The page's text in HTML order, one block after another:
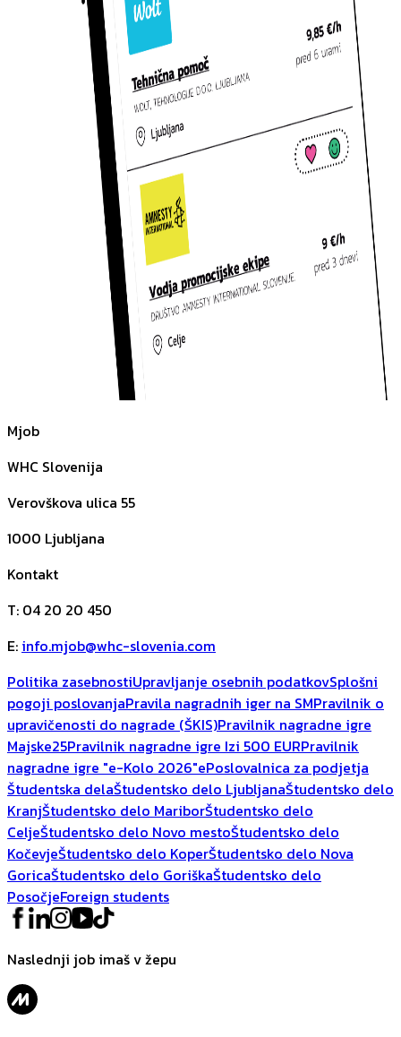
Mjob
WHC Slovenija
Verovškova ulica 55
1000 Ljubljana
Kontakt
T: 04 20 20 450
E: info.mjob@whc-slovenia.com
Politika zasebnostiUpravljanje osebnih podatkovSplošni
pogoji poslovanjaPravila nagradnih iger na SMPravilnik o
upravičenosti do nagrade (ŠKIS)Pravilnik nagradne igre
Majske25Pravilnik nagradne igre Izi 500 EURPravilnik
nagradne igre "e-Kolo 2026"ePoslovalnica za podjetja
Študentska delaŠtudentsko delo LjubljanaŠtudentsko delo
KranjŠtudentsko delo MariborŠtudentsko delo
CeljeŠtudentsko delo Novo mestoŠtudentsko delo
KočevjeŠtudentsko delo KoperŠtudentsko delo Nova
GoricaŠtudentsko delo GoriškaŠtudentsko delo
PosočjeForeign students
Naslednji job imaš v žepu